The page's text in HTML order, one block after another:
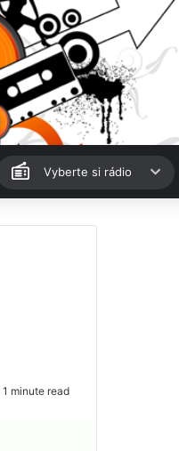
Vyberte si rádio
1 minute read